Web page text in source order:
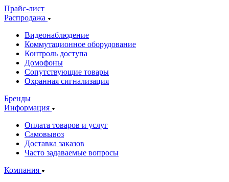
Прайс-лист
Распродажа
Видеонаблюдение
Коммутационное оборудование
Контроль доступа
Домофоны
Сопутствующие товары
Охранная сигнализация
Бренды
Информация
Оплата товаров и услуг
Самовывоз
Доставка заказов
Часто задаваемые вопросы
Компания